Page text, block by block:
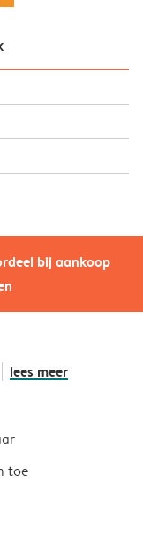
bij aankoop
lees meer
toe